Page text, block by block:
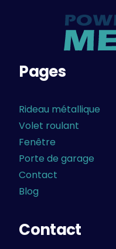
Pages
Rideau métallique
Volet roulant
Fenêtre
Porte de garage
Contact
Blog
Contact